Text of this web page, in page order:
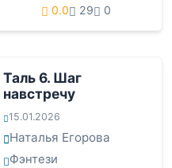
0.0 29 0
Таль 6. Шаг
навстречу
15.01.2026
Наталья Егорова
Фэнтези